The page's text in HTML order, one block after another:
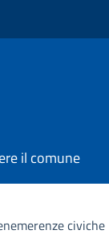
il comune
civiche